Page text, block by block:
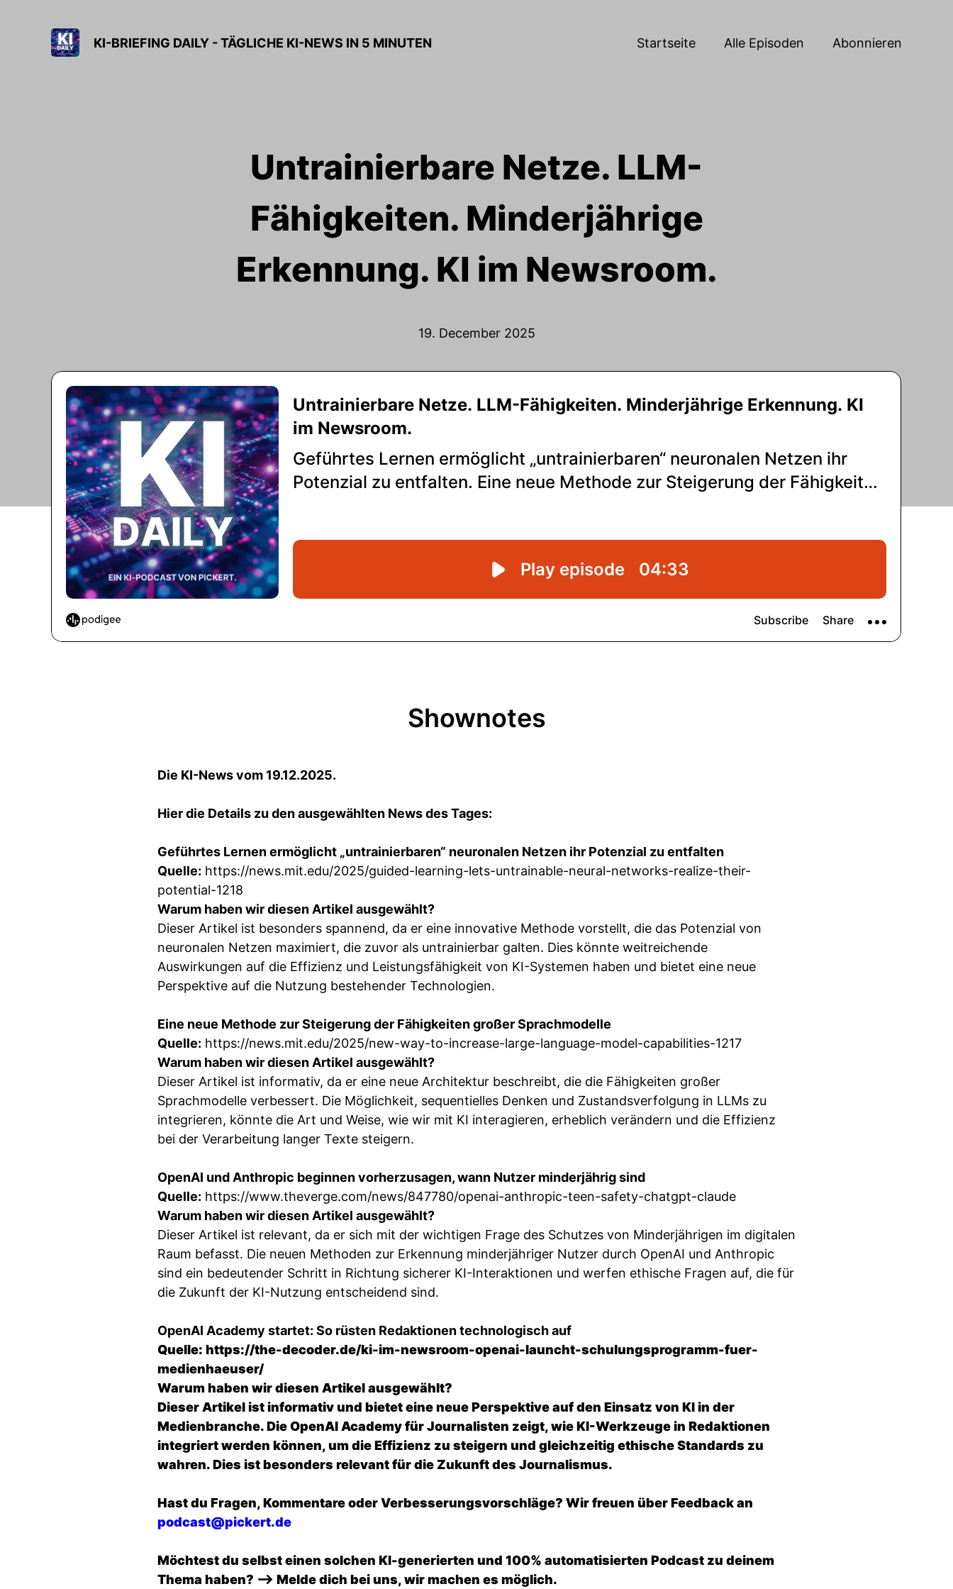
KI-BRIEFING DAILY - TÄGLICHE KI-NEWS IN 5 MINUTEN Startseite Alle Episoden Abonnieren
Untrainierbare Netze. LLM-
Fähigkeiten. Minderjährige
Erkennung. KI im Newsroom.
19. December 2025
Shownotes
Die KI-News vom 19.12.2025.
Hier die Details zu den ausgewählten News des Tages:
Geführtes Lernen ermöglicht „untrainierbaren“ neuronalen Netzen ihr Potenzial zu entfalten
Quelle: https://news.mit.edu/2025/guided-learning-lets-untrainable-neural-networks-realize-their-
potential-1218
Warum haben wir diesen Artikel ausgewählt?
Dieser Artikel ist besonders spannend, da er eine innovative Methode vorstellt, die das Potenzial von
neuronalen Netzen maximiert, die zuvor als untrainierbar galten. Dies könnte weitreichende
Auswirkungen auf die Effizienz und Leistungsfähigkeit von KI-Systemen haben und bietet eine neue
Perspektive auf die Nutzung bestehender Technologien.
Eine neue Methode zur Steigerung der Fähigkeiten großer Sprachmodelle
Quelle: https://news.mit.edu/2025/new-way-to-increase-large-language-model-capabilities-1217
Warum haben wir diesen Artikel ausgewählt?
Dieser Artikel ist informativ, da er eine neue Architektur beschreibt, die die Fähigkeiten großer
Sprachmodelle verbessert. Die Möglichkeit, sequentielles Denken und Zustandsverfolgung in LLMs zu
integrieren, könnte die Art und Weise, wie wir mit KI interagieren, erheblich verändern und die Effizienz
bei der Verarbeitung langer Texte steigern.
OpenAI und Anthropic beginnen vorherzusagen, wann Nutzer minderjährig sind
Quelle: https://www.theverge.com/news/847780/openai-anthropic-teen-safety-chatgpt-claude
Warum haben wir diesen Artikel ausgewählt?
Dieser Artikel ist relevant, da er sich mit der wichtigen Frage des Schutzes von Minderjährigen im digitalen
Raum befasst. Die neuen Methoden zur Erkennung minderjähriger Nutzer durch OpenAI und Anthropic
sind ein bedeutender Schritt in Richtung sicherer KI-Interaktionen und werfen ethische Fragen auf, die für
die Zukunft der KI-Nutzung entscheidend sind.
OpenAI Academy startet: So rüsten Redaktionen technologisch auf
Quelle: https://the-decoder.de/ki-im-newsroom-openai-launcht-schulungsprogramm-fuer-
medienhaeuser/
Warum haben wir diesen Artikel ausgewählt?
Dieser Artikel ist informativ und bietet eine neue Perspektive auf den Einsatz von KI in der
Medienbranche. Die OpenAI Academy für Journalisten zeigt, wie KI-Werkzeuge in Redaktionen
integriert werden können, um die Effizienz zu steigern und gleichzeitig ethische Standards zu
wahren. Dies ist besonders relevant für die Zukunft des Journalismus.
Hast du Fragen, Kommentare oder Verbesserungsvorschläge? Wir freuen über Feedback an
podcast@pickert.de
Möchtest du selbst einen solchen KI-generierten und 100% automatisierten Podcast zu deinem
Thema haben? --> Melde dich bei uns, wir machen es möglich.